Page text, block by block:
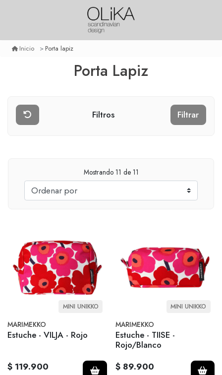
Inicio Porta lapiz
Porta Lapiz
Filtros Filtrar
Mostrando 11 de 11
MINI UNIKKO
MARIMEKKO
Estuche - VILJA - Rojo
$ 119.900
MINI UNIKKO
MARIMEKKO
Estuche - TIISE -
Rojo/Blanco
$ 89.900